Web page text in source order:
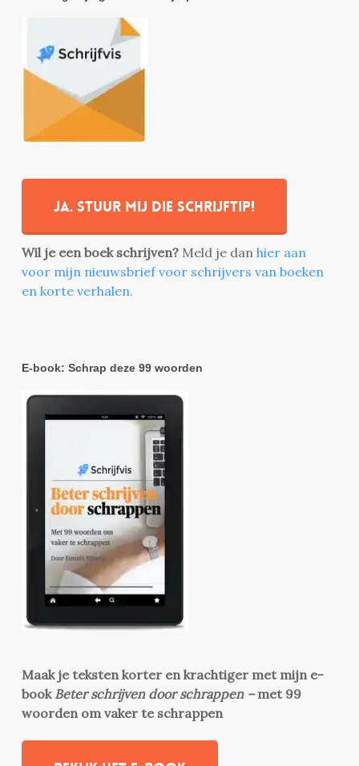
Ja. stuur mij die schrijftip!
Wil je een boek schrijven? Meld je dan hier aan
voor mijn nieuwsbrief voor schrijvers van boeken
en korte verhalen.
E-book: Schrap deze 99 woorden
Maak je teksten korter en krachtiger met mijn e-
book Beter schrijven door schrappen –met 99
woorden om vaker te schrappen